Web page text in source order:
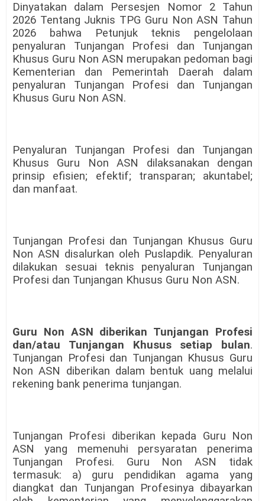
Dinyatakan dalam Persesjen Nomor 2 Tahun
2026 Tentang Juknis TPG Guru Non ASN Tahun
2026 bahwa Petunjuk teknis pengelolaan
penyaluran Tunjangan Profesi dan Tunjangan
Khusus Guru Non ASN merupakan pedoman bagi
Kementerian dan Pemerintah Daerah dalam
penyaluran Tunjangan Profesi dan Tunjangan
Khusus Guru Non ASN.
Penyaluran Tunjangan Profesi dan Tunjangan
Khusus Guru Non ASN dilaksanakan dengan
prinsip efisien; efektif; transparan; akuntabel;
dan manfaat.
Tunjangan Profesi dan Tunjangan Khusus Guru
Non ASN disalurkan oleh Puslapdik. Penyaluran
dilakukan sesuai teknis penyaluran Tunjangan
Profesi dan Tunjangan Khusus Guru Non ASN.
Guru Non ASN diberikan Tunjangan Profesi
dan/atau Tunjangan Khusus setiap bulan.
Tunjangan Profesi dan Tunjangan Khusus Guru
Non ASN diberikan dalam bentuk uang melalui
rekening bank penerima tunjangan.
Tunjangan Profesi diberikan kepada Guru Non
ASN yang memenuhi persyaratan penerima
Tunjangan Profesi. Guru Non ASN tidak
termasuk: a) guru pendidikan agama yang
diangkat dan Tunjangan Profesinya dibayarkan